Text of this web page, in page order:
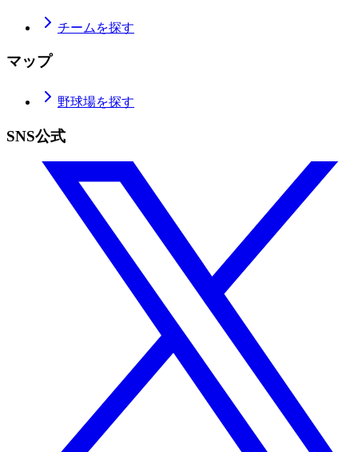
チームを探す
マップ
野球場を探す
SNS公式